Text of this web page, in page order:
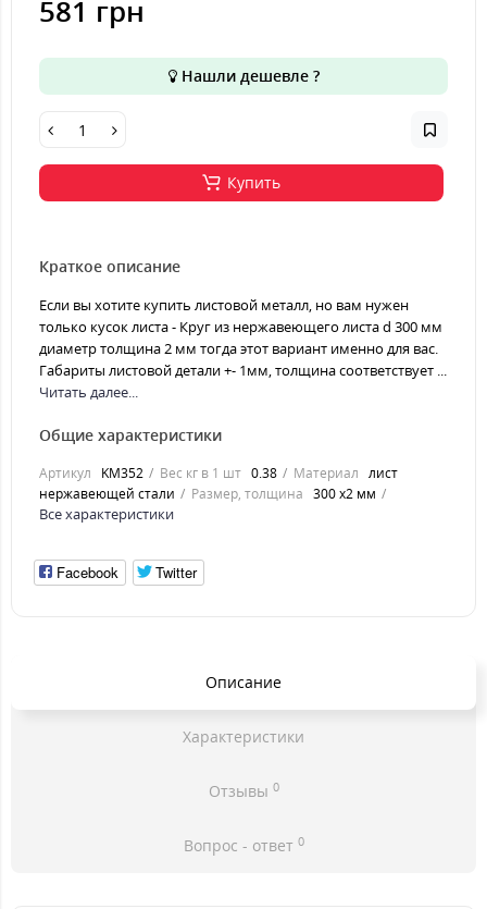
581 грн
Нашли дешевле ?
Купить
Краткое описание
Если вы хотите купить листовой металл, но вам нужен
только кусок листа - Круг из нержавеющего листа d 300 мм
диаметр толщина 2 мм тогда этот вариант именно для вас.
Габариты листовой детали +- 1мм, толщина соответствует ...
Читать далее...
Общие характеристики
Артикул KM352 Вес кг в 1 шт 0.38 Материал лист
нержавеющей стали
Размер, толщина 300 х2 мм
Все характеристики
Facebook Twitter
Описание
Характеристики
Отзывы 0
Вопрос - ответ 0